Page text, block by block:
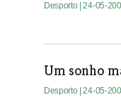
Desporto | 24-05-
Um sonho
Desporto | 24-05-